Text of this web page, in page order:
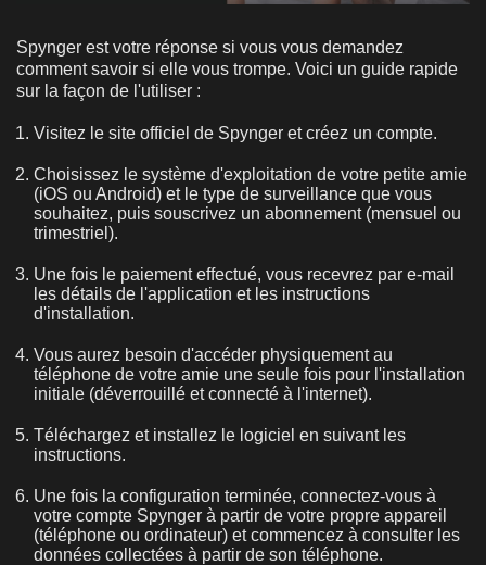
Spynger est votre réponse si vous vous demandez
comment savoir si elle vous trompe. Voici un guide rapide
sur la façon de l'utiliser :
Visitez le site officiel de Spynger et créez un compte.
Choisissez le système d'exploitation de votre petite amie
(iOS ou Android) et le type de surveillance que vous
souhaitez, puis souscrivez un abonnement (mensuel ou
trimestriel).
Une fois le paiement effectué, vous recevrez par e-mail
les détails de l'application et les instructions
d'installation.
Vous aurez besoin d'accéder physiquement au
téléphone de votre amie une seule fois pour l'installation
initiale (déverrouillé et connecté à l'internet).
Téléchargez et installez le logiciel en suivant les
instructions.
Une fois la configuration terminée, connectez-vous à
votre compte Spynger à partir de votre propre appareil
(téléphone ou ordinateur) et commencez à consulter les
données collectées à partir de son téléphone.